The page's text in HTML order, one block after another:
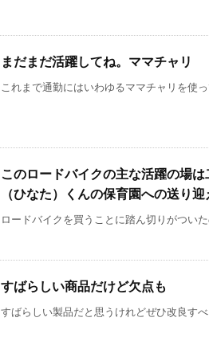
まだまだ活躍してね。ママチャリ
これまで通勤にはいわゆるママチャリを使
このロードバイクの主な活躍の場
（ひなた）くんの保育園への送り迎
ロードバイクを買うことに踏ん切りがつい
すばらしい商品だけど欠点も
すばらしい製品だと思うけれどぜひ改良す